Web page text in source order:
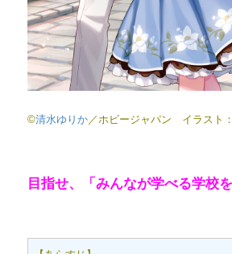
©清水ゆりか ／ホビージャパン イラスト：
目指せ、「みんなが学べる学校